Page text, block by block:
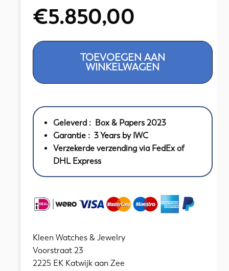
€5.850,00
388102
Pilot
Day-
Chronograph
Pilotstrap
Steel
Navy
Dial
mm
//
Set
2023
aantal
TOEVOEGEN AAN
WINKELWAGEN
Geleverd : Box & Papers 2023
Garantie : 3 Years by IWC
Verzekerde verzending via FedEx of
DHL Express
Kleen Watches & Jewelry
Voorstraat 23
2225 EK Katwijk aan Zee